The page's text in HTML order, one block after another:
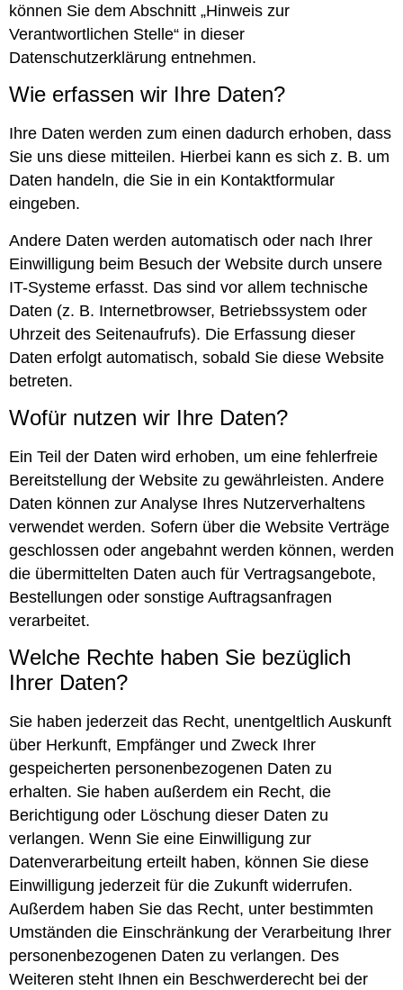
können Sie dem Abschnitt „Hinweis zur
Verantwortlichen Stelle“ in dieser
Datenschutzerklärung entnehmen.
Wie erfassen wir Ihre Daten?
Ihre Daten werden zum einen dadurch erhoben, dass
Sie uns diese mitteilen. Hierbei kann es sich z. B. um
Daten handeln, die Sie in ein Kontaktformular
eingeben.
Andere Daten werden automatisch oder nach Ihrer
Einwilligung beim Besuch der Website durch unsere
IT-Systeme erfasst. Das sind vor allem technische
Daten (z. B. Internetbrowser, Betriebssystem oder
Uhrzeit des Seitenaufrufs). Die Erfassung dieser
Daten erfolgt automatisch, sobald Sie diese Website
betreten.
Wofür nutzen wir Ihre Daten?
Ein Teil der Daten wird erhoben, um eine fehlerfreie
Bereitstellung der Website zu gewährleisten. Andere
Daten können zur Analyse Ihres Nutzerverhaltens
verwendet werden. Sofern über die Website Verträge
geschlossen oder angebahnt werden können, werden
die übermittelten Daten auch für Vertragsangebote,
Bestellungen oder sonstige Auftragsanfragen
verarbeitet.
Welche Rechte haben Sie bezüglich
Ihrer Daten?
Sie haben jederzeit das Recht, unentgeltlich Auskunft
über Herkunft, Empfänger und Zweck Ihrer
gespeicherten personenbezogenen Daten zu
erhalten. Sie haben außerdem ein Recht, die
Berichtigung oder Löschung dieser Daten zu
verlangen. Wenn Sie eine Einwilligung zur
Datenverarbeitung erteilt haben, können Sie diese
Einwilligung jederzeit für die Zukunft widerrufen.
Außerdem haben Sie das Recht, unter bestimmten
Umständen die Einschränkung der Verarbeitung Ihrer
personenbezogenen Daten zu verlangen. Des
Weiteren steht Ihnen ein Beschwerderecht bei der